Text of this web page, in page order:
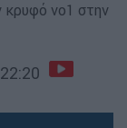
κρυφό νο1 στην